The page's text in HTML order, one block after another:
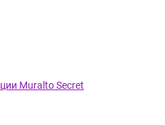
Muralto Secret